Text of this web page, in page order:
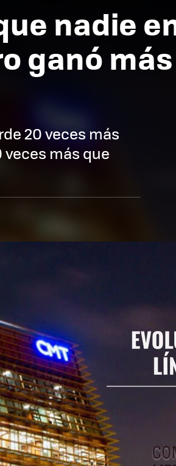
nadie
ganó
20 veces más
veces más que